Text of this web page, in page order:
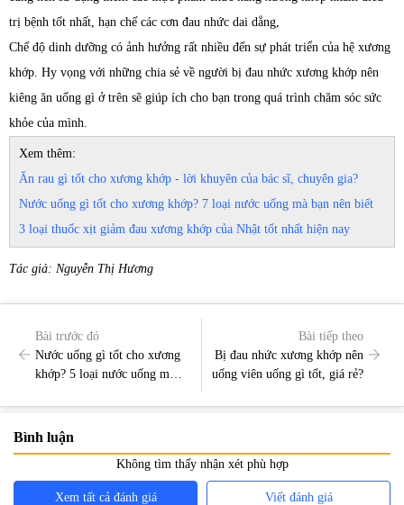
trị bệnh tốt nhất, hạn chế các cơn đau nhức dai dẳng,
Chế độ dinh dưỡng có ảnh hưởng rất nhiều đến sự phát triển của hệ xương
khớp. Hy vọng với những chia sẻ về người bị đau nhức xương khớp nên
kiêng ăn uống gì ở trên sẽ giúp ích cho bạn trong quá trình chăm sóc sức
khỏe của mình.
Xem thêm:
Ăn rau gì tốt cho xương khớp - lời khuyên của bác sĩ, chuyên gia?
Nước uống gì tốt cho xương khớp? 7 loại nước uống mà bạn nên biết
3 loại thuốc xịt giảm đau xương khớp của Nhật tốt nhất hiện nay
Tác giả: Nguyễn Thị Hương
Bài trước đó
Nước uống gì tốt cho xương
khớp? 5 loại nước uống mà
Bài tiếp theo
Bị đau nhức xương khớp nên
uống viên uống gì tốt, giá rẻ?
Bình luận
Không tìm thấy nhận xét phù hợp
Xem tất cả đánh giá Viết đánh giá